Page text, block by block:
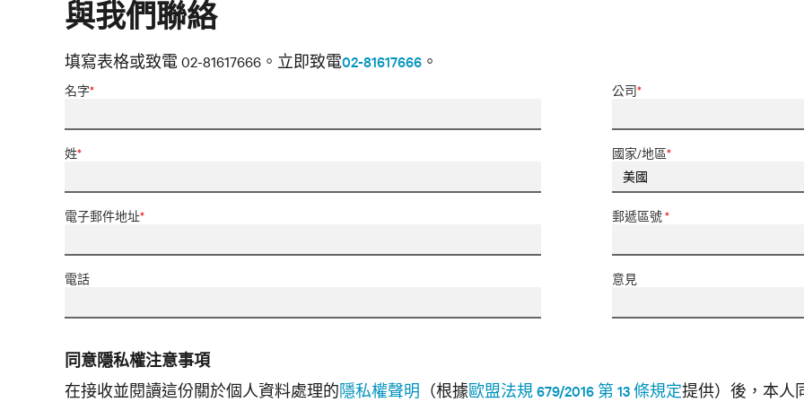
與我們聯絡
填寫表格或致電 02-81617666。 立即致電02-81617666 。
名字*
姓*
電子郵件地址*
電話
公司*
國家/地區*
郵遞區號*
意見
同意隱私權注意事項
在接收並閱讀這份關於個人資料處理的隱私權聲明 （根據歐盟法規 679/2016 第 13 條規定提供）後，本人